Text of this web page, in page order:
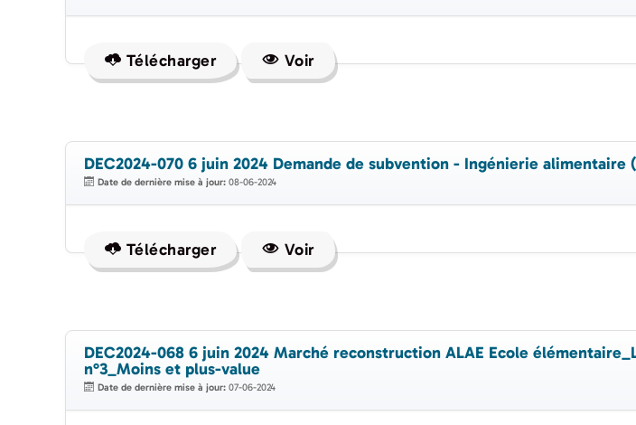
Télécharger Voir
DEC2024-070 6 juin 2024 Demande de subvention - Ingénierie alimentaire
Date de dernière mise à jour: 08-06-2024
Télécharger Voir
DEC2024-068 6 juin 2024 Marché reconstruction ALAE Ecole
n°3_Moins et plus-value
Date de dernière mise à jour: 07-06-2024